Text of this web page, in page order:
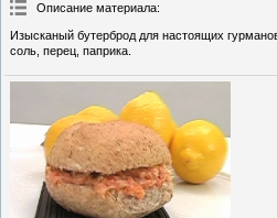
Описание материала:
Изысканый бутерброд для настоящих
соль, перец, паприка.